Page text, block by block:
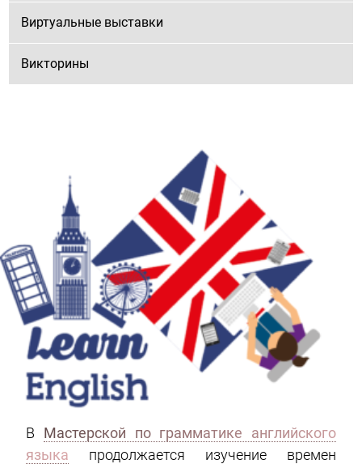
Виртуальные выставки
Викторины
В Мастерской по грамматике английского
языка продолжается изучение времен